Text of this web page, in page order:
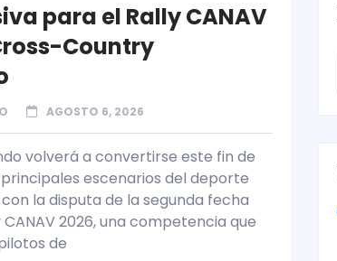
para el Rally CANAV
Country
AGOSTO 6, 2026
volverá a convertirse este fin de
escenarios del deporte
la disputa de la segunda fecha
2026, una competencia que
de